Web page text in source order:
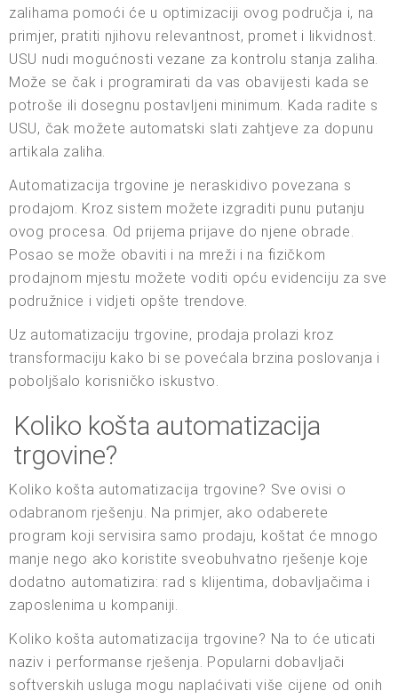
zalihama pomoći će u optimizaciji ovog područja i, na
primjer, pratiti njihovu relevantnost, promet i likvidnost.
USU nudi mogućnosti vezane za kontrolu stanja zaliha.
Može se čak i programirati da vas obavijesti kada se
potroše ili dosegnu postavljeni minimum. Kada radite s
USU, čak možete automatski slati zahtjeve za dopunu
artikala zaliha.
Automatizacija trgovine je neraskidivo povezana s
prodajom. Kroz sistem možete izgraditi punu putanju
ovog procesa. Od prijema prijave do njene obrade.
Posao se može obaviti i na mreži i na fizičkom
prodajnom mjestu možete voditi opću evidenciju za sve
podružnice i vidjeti opšte trendove.
Uz automatizaciju trgovine, prodaja prolazi kroz
transformaciju kako bi se povećala brzina poslovanja i
poboljšalo korisničko iskustvo.
Koliko košta automatizacija
trgovine?
Koliko košta automatizacija trgovine? Sve ovisi o
odabranom rješenju. Na primjer, ako odaberete
program koji servisira samo prodaju, koštat će mnogo
manje nego ako koristite sveobuhvatno rješenje koje
dodatno automatizira: rad s klijentima, dobavljačima i
zaposlenima u kompaniji.
Koliko košta automatizacija trgovine? Na to će uticati
naziv i performanse rješenja. Popularni dobavljači
softverskih usluga mogu naplaćivati više cijene od onih